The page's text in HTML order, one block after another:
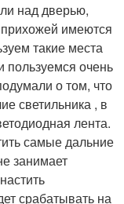
над дверью,
имеются
такие места
пользуемся очень
о том, что
светильника , в
лента.
самые дальние
занимает
срабатывать на